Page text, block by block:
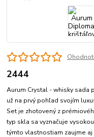
2444
Aurum Crystal - whisky sada
už na prvý pohľad svojím
Set je zhotovený z
typ skla sa vyznačuje
týmto vlastnostiam zaujme aj